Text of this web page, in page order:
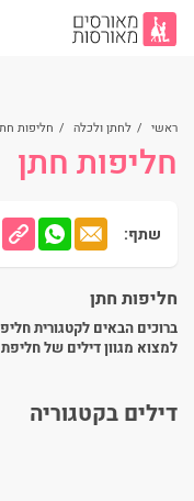
ראשי / לחתן ולכלה / חליפות
חליפות חתן
שתף:
חליפות חתן
ברוכים הבאים לקטגורית
למצוא מגוון דילים של
דילים בקטגוריה